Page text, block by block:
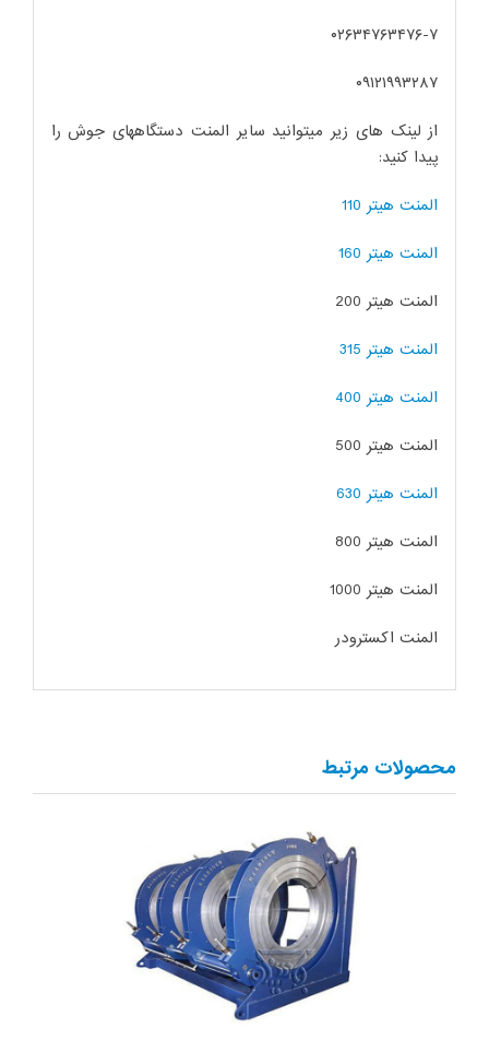
۰۲۶۳۴۷۶۳۴۷۶-۷
۰۹۱۲۱۹۹۳۲۸۷
از لینک های زیر میتوانید سایر المنت دستگاههای جوش را
پیدا کنید:
المنت هیتر 110
المنت هیتر 160
المنت هیتر 200
المنت هیتر 315
المنت هیتر 400
المنت هیتر 500
المنت هیتر 630
المنت هیتر 800
المنت هیتر 1000
المنت اکسترودر
محصولات مرتبط